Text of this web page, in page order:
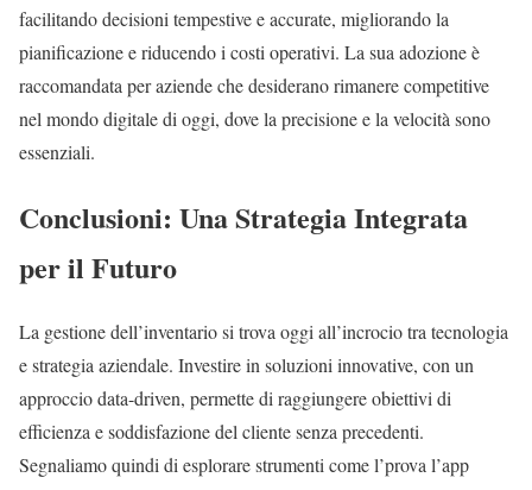
facilitando decisioni tempestive e accurate, migliorando la
pianificazione e riducendo i costi operativi. La sua adozione è
raccomandata per aziende che desiderano rimanere competitive
nel mondo digitale di oggi, dove la precisione e la velocità sono
essenziali.
Conclusioni: Una Strategia Integrata
per il Futuro
La gestione dell’inventario si trova oggi all’incrocio tra tecnologia
e strategia aziendale. Investire in soluzioni innovative, con un
approccio data-driven, permette di raggiungere obiettivi di
efficienza e soddisfazione del cliente senza precedenti.
Segnaliamo quindi di esplorare strumenti come l’prova l’app